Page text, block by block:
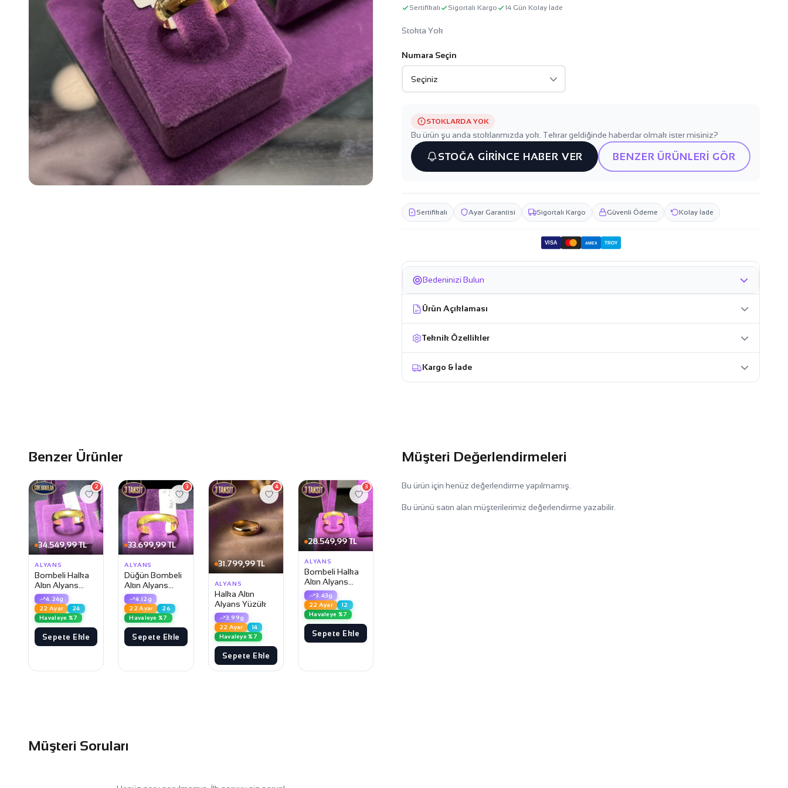
Sertifikalı Sigortalı Kargo 14 Gün Kolay İade
Stokta Yok
Numara Seçin
STOKLARDA YOK
Bu ürün şu anda stoklarımızda yok. Tekrar geldiğinde haberdar olmak ister misiniz?
STOĞA GİRİNCE HABER VER BENZER ÜRÜNLERİ GÖR
Sertifikalı Ayar Garantisi Sigortalı Kargo Güvenli Ödeme Kolay İade
VISA AMEX TROY
Bedeninizi Bulun
Ürün Açıklaması
Teknik Özellikler
Kargo & İade
Benzer Ürünler
34.549,99 TL
2
ALYANS
Bombeli Halka
Altın Alyans
Yüzük
4.24g
22 Ayar
24
Havaleye %7
Sepete Ekle
33.699,99 TL
3
ALYANS
Düğün Bombeli
Altın Alyans
Yüzük
4.12g
22 Ayar
26
Havaleye %7
Sepete Ekle
31.799,99 TL
4
ALYANS
Halka Altın
Alyans Yüzük
3.99g
22 Ayar
14
Havaleye %7
Sepete Ekle
28.549,99 TL
3
ALYANS
Bombeli Halka
Altın Alyans
Yüzük
3.43g
22 Ayar
12
Havaleye %7
Sepete Ekle
Müşteri Değerlendirmeleri
Bu ürün için henüz değerlendirme yapılmamış.
Bu ürünü satın alan müşterilerimiz değerlendirme yazabilir.
Müşteri Soruları